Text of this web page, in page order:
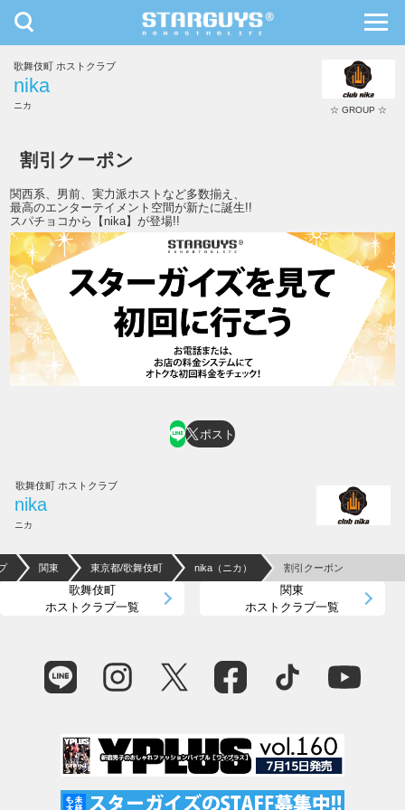
九州・沖縄 北海道・東北
toggle
navigation
歌舞伎町 ホストクラブ
nika
ニカ ☆ GROUP ☆
割引クーポン
関西系、男前、実力派ホストなど多数揃え、
最高のエンターテイメント空間が新たに誕生!!
スパチョコから【nika】が登場!!
ポスト
歌舞伎町 ホストクラブ
nika
ニカ
関東 東京都/歌舞伎町 nika（ニカ） 割引クーポン
歌舞伎町
ホストクラブ一覧
関東
ホストクラブ一覧